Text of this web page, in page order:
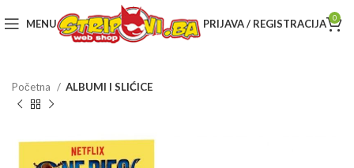
MENU PRIJAVA / REGISTRACIJA 0
Početna ALBUMI I SLIĆICE